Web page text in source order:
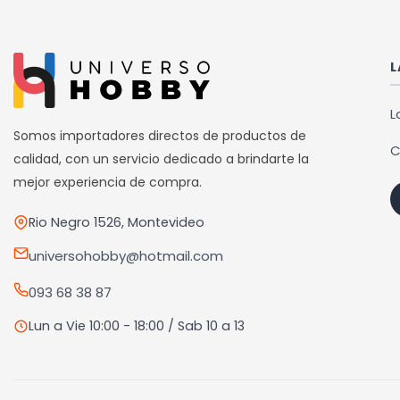
Somos importadores directos de productos de
calidad, con un servicio dedicado a brindarte la
mejor experiencia de compra.
Rio Negro 1526, Montevideo
universohobby@hotmail.com
093 68 38 87
Lun a Vie 10:00 - 18:00 / Sab 10 a 13